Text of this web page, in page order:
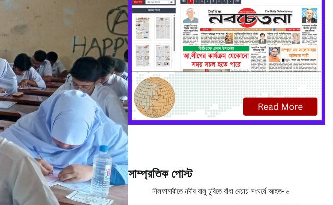
সাম্প্রতিক পোস্ট
নীলফামারীতে নদীর বালু চুরিতে বাঁধা দেয়ায় সংঘর্ষে আহত- ৬